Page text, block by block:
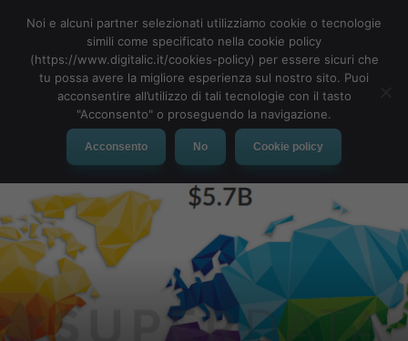
MENU
Noi e alcuni partner selezionati utilizziamo cookie o tecnologie
simili come specificato nella cookie policy
(https://www.digitalic.it/cookies-policy) per essere sicuri che
tu possa avere la migliore esperienza sul nostro sito. Puoi
acconsentire all’utilizzo di tali tecnologie con il tasto
"Acconsento" o proseguendo la navigazione.
Acconsento No Cookie policy